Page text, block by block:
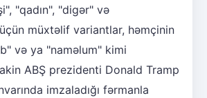
"qadın", "digər" və
müxtəlif variantlar, həmçinin
və ya "naməlum" kimi
ABŞ prezidenti Donald Tramp
imzaladığı fərmanla